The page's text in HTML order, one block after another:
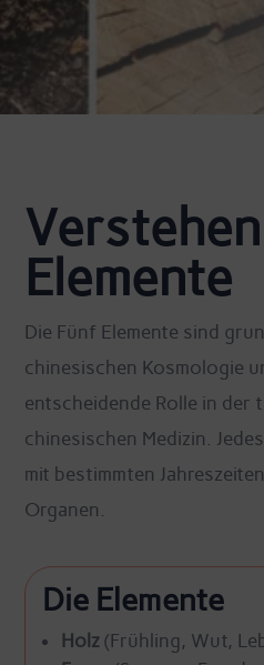
Elemente
Die Fünf Elemente sind
chinesischen Kosmologie
entscheidende Rolle in der
chinesischen Medizin.
mit bestimmten
Organen.
Die Elemente
Holz (Frühling, Wut,